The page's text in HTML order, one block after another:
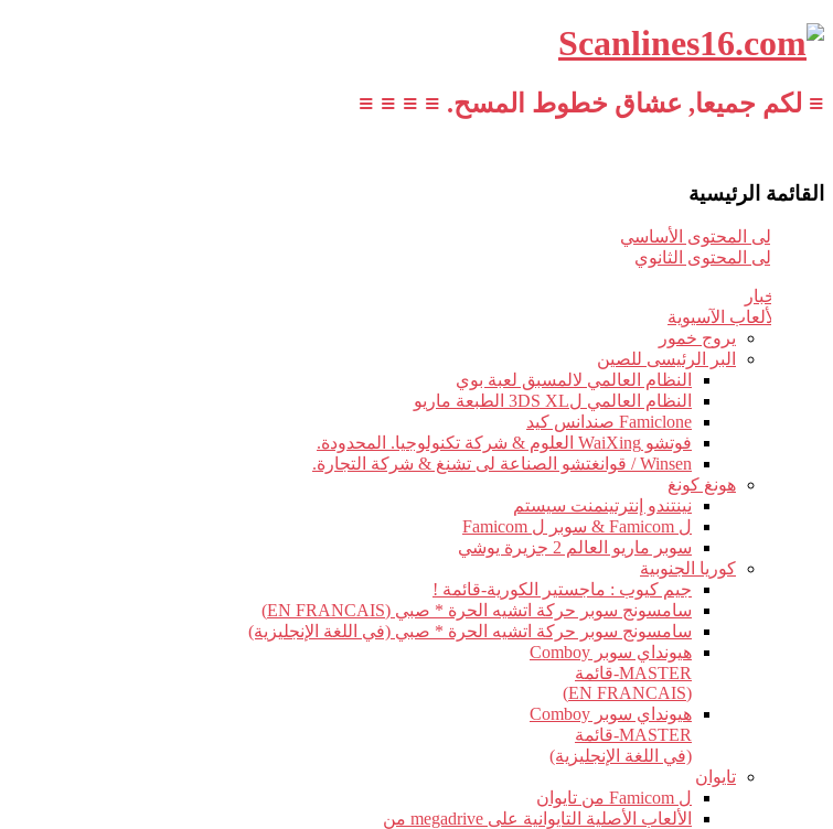
≡ لكم جميعا, عشاق خطوط المسح. ≡ ≡ ≡ ≡
القائمة الرئيسية
تخطي إلى المحتوى الأساسي
تخطي إلى المحتوى الثانوي
أخبار
الألعاب الآسيوية
يروج خمور
البر الرئيسى للصين
النظام العالمي لالمسبق لعبة بوي
النظام العالمي ل3DS XL الطبعة ماريو
Famiclone صندانس كيد
فوتشو WaiXing العلوم & شركة تكنولوجيا. المحدودة.
Winsen / قوانغتشو الصناعة لى تشنغ & شركة التجارة.
هونغ كونغ
نينتندو إنترتينمنت سيستم
ل Famicom & سوبر ل Famicom
سوبر ماريو العالم 2 جزيرة يوشي
كوريا الجنوبية
جيم كيوب : ماجستير الكورية-قائمة !
سامسونج سوبر حركة اتشيه الحرة * صبي (EN FRANCAIS)
سامسونج سوبر حركة اتشيه الحرة * صبي (في اللغة الإنجليزية)
هيونداي سوبر Comboy
MASTER-قائمة
(EN FRANCAIS)
هيونداي سوبر Comboy
MASTER-قائمة
(في اللغة الإنجليزية)
تايوان
ل Famicom من تايوان
الألعاب الأصلية التايوانية على megadrive من